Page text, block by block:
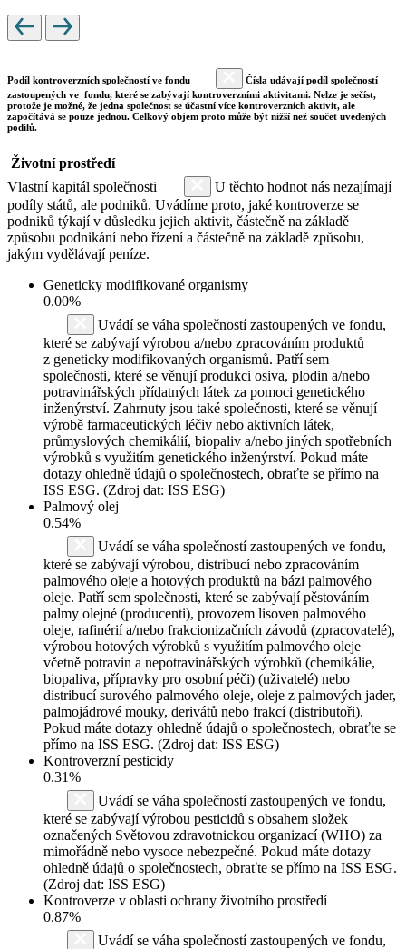
Podíl kontroverzních společností ve fondu
Čísla udávají podíl společností
zastoupených ve fondu, které se zabývají kontroverzními aktivitami. Nelze je sečíst,
protože je možné, že jedna společnost se účastní více kontroverzních aktivit, ale
započítává se pouze jednou. Celkový objem proto může být nižší než součet uvedených
podílů.
Životní prostředí
Vlastní kapitál společnosti
U těchto hodnot nás nezajímají
podíly států, ale podniků. Uvádíme proto, jaké kontroverze se
podniků týkají v důsledku jejich aktivit, částečně na základě
způsobu podnikání nebo řízení a částečně na základě způsobu,
jakým vydělávají peníze.
Geneticky modifikované organismy
0.00%
Uvádí se váha společností zastoupených ve fondu,
které se zabývají výrobou a/nebo zpracováním produktů
z geneticky modifikovaných organismů. Patří sem
společnosti, které se věnují produkci osiva, plodin a/nebo
potravinářských přídatných látek za pomoci genetického
inženýrství. Zahrnuty jsou také společnosti, které se věnují
výrobě farmaceutických léčiv nebo aktivních látek,
průmyslových chemikálií, biopaliv a/nebo jiných spotřebních
výrobků s využitím genetického inženýrství. Pokud máte
dotazy ohledně údajů o společnostech, obraťte se přímo na
ISS ESG. (Zdroj dat: ISS ESG)
Palmový olej
0.54%
Uvádí se váha společností zastoupených ve fondu,
které se zabývají výrobou, distribucí nebo zpracováním
palmového oleje a hotových produktů na bázi palmového
oleje. Patří sem společnosti, které se zabývají pěstováním
palmy olejné (producenti), provozem lisoven palmového
oleje, rafinérií a/nebo frakcionizačních závodů (zpracovatelé),
výrobou hotových výrobků s využitím palmového oleje
včetně potravin a nepotravinářských výrobků (chemikálie,
biopaliva, přípravky pro osobní péči) (uživatelé) nebo
distribucí surového palmového oleje, oleje z palmových jader,
palmojádrové mouky, derivátů nebo frakcí (distributoři).
Pokud máte dotazy ohledně údajů o společnostech, obraťte se
přímo na ISS ESG. (Zdroj dat: ISS ESG)
Kontroverzní pesticidy
0.31%
Uvádí se váha společností zastoupených ve fondu,
které se zabývají výrobou pesticidů s obsahem složek
označených Světovou zdravotnickou organizací (WHO) za
mimořádně nebo vysoce nebezpečné. Pokud máte dotazy
ohledně údajů o společnostech, obraťte se přímo na ISS ESG.
(Zdroj dat: ISS ESG)
Kontroverze v oblasti ochrany životního prostředí
0.87%
Uvádí se váha společností zastoupených ve fondu,